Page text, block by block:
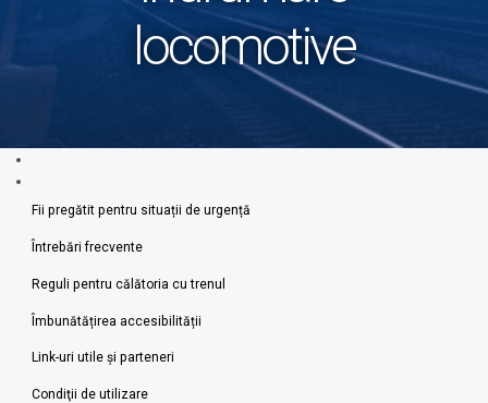
locomotive
Fii pregătit pentru situații de urgență
Întrebări frecvente
Reguli pentru călătoria cu trenul
Îmbunătățirea accesibilității
Link-uri utile şi parteneri
Condiţii de utilizare